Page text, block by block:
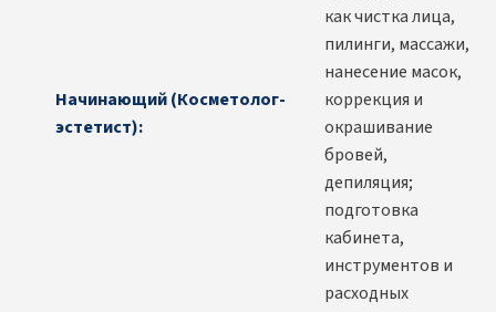
Начинающий (Косметолог-
эстетист):
как чистка лица,
пилинги, массажи,
нанесение масок,
коррекция и
окрашивание
бровей,
депиляция;
подготовка
кабинета,
инструментов и
расходных